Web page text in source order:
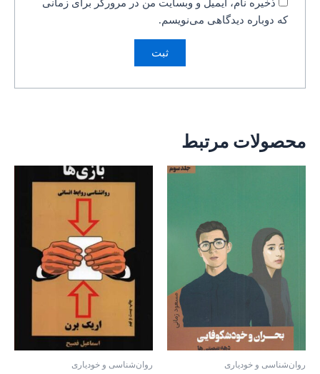
ذخیره نام، ایمیل و وبسایت من در مرورگر برای زمانی
که دوباره دیدگاهی می‌نویسم.
محصولات مرتبط
روان‌‌شناسی و خودیاری روان‌‌شناسی و خودیاری